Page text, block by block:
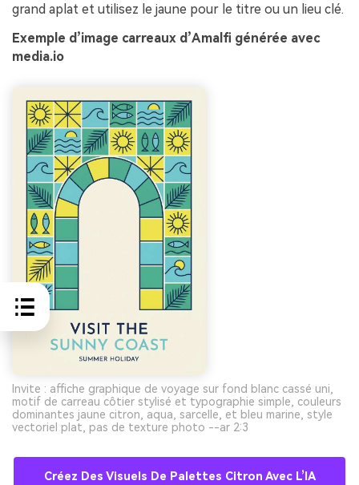
grand aplat et utilisez le jaune pour le titre ou un lieu clé.
Exemple d’image carreaux d’Amalfi générée avec
media.io
Invite : affiche graphique de voyage sur fond blanc cassé uni,
motif de carreau côtier stylisé et typographie simple, couleurs
dominantes jaune citron, aqua, sarcelle, et bleu marine, style
vectoriel plat, pas de texture photo --ar 2:3
Créez Des Visuels De Palettes Citron Avec L’IA